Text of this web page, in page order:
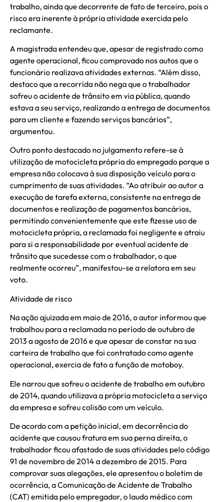
trabalho, ainda que decorrente de fato de terceiro, pois o
risco era inerente à própria atividade exercida pelo
reclamante.
A magistrada entendeu que, apesar de registrado como
agente operacional, ficou comprovado nos autos que o
funcionário realizava atividades externas. “Além disso,
destaco que a recorrida não nega que o trabalhador
sofreu o acidente de trânsito em via pública, quando
estava a seu serviço, realizando a entrega de documentos
para um cliente e fazendo serviços bancários”,
argumentou.
Outro ponto destacado no julgamento refere-se à
utilização de motocicleta própria do empregado porque a
empresa não colocava à sua disposição veículo para o
cumprimento de suas atividades. “Ao atribuir ao autor a
execução de tarefa externa, consistente na entrega de
documentos e realização de pagamentos bancários,
permitindo convenientemente que este fizesse uso de
motocicleta própria, a reclamada foi negligente e atraiu
para si a responsabilidade por eventual acidente de
trânsito que sucedesse com o trabalhador, o que
realmente ocorreu”, manifestou-se a relatora em seu
voto.
Atividade de risco
Na ação ajuizada em maio de 2016, o autor informou que
trabalhou para a reclamada no período de outubro de
2013 a agosto de 2016 e que apesar de constar na sua
carteira de trabalho que foi contratado como agente
operacional, exercia de fato a função de motoboy.
Ele narrou que sofreu o acidente de trabalho em outubro
de 2014, quando utilizava a própria motocicleta a serviço
da empresa e sofreu colisão com um veículo.
De acordo com a petição inicial, em decorrência do
acidente que causou fratura em sua perna direita, o
trabalhador ficou afastado de suas atividades pelo código
91 de novembro de 2014 a dezembro de 2015. Para
comprovar suas alegações, ele apresentou o boletim de
ocorrência, a Comunicação de Acidente de Trabalho
(CAT) emitida pelo empregador, o laudo médico com